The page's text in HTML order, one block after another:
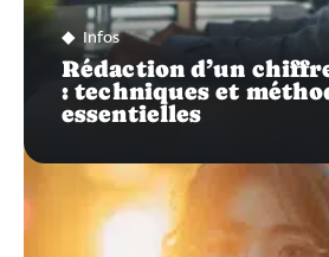
Infos
Rédaction d’un
: techniques et
essentielles